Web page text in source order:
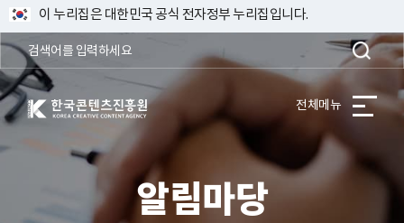
이 누리집은 대한민국 공식 전자정부 누리집입니다.
한국콘텐츠진흥원 KOREA CREATIVE CONTENT AGENCY 전체메뉴
알림마당